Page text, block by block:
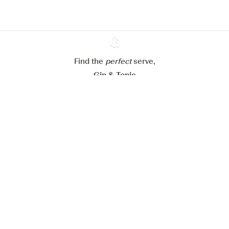
Ginventory
Find the perfectserve,
Gin & Tonic
Alle Cookies akzeptieren